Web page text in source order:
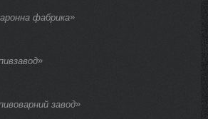
фабрика»
»
завод»